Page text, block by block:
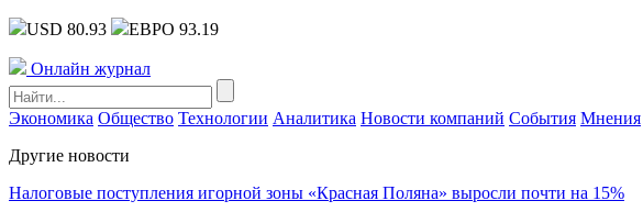
USD 80.93 ЕВРО 93.19
Онлайн журнал
Экономика Общество Технологии Аналитика Новости компаний События Мнения
Другие новости
Налоговые поступления игорной зоны «Красная Поляна» выросли почти на 15%